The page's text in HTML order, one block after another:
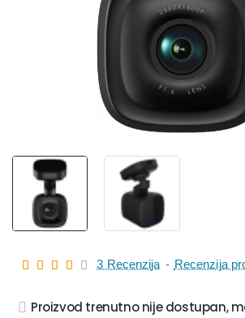
Na stanju
Proizvod trenutno nije dostupan,
3 Recenzija - Recenzija